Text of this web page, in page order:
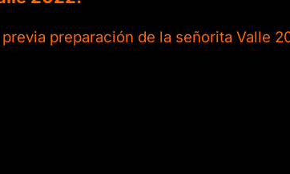
preparación de la señorita Valle